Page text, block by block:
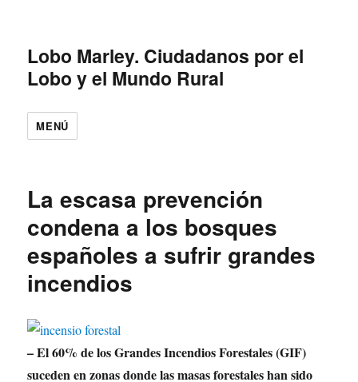
Lobo Marley. Ciudadanos por el
Lobo y el Mundo Rural
MENÚ
La escasa prevención
condena a los bosques
españoles a sufrir grandes
incendios
– El 60% de los Grandes Incendios Forestales (GIF)
suceden en zonas donde las masas forestales han sido